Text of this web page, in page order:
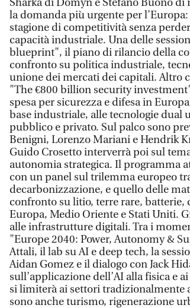
Sharka di Domyn e Stefano Buono
la domanda più urgente per
stagione di competitività senza
capacità industriale. Una delle
blueprint", il piano di rilancio della
confronto su politica industriale,
unione dei mercati dei capitali. Altro
"The €800 billion security
spesa per sicurezza e difesa in
base industriale, alle tecnologie dual
pubblico e privato. Sul palco sono
Benigni, Lorenzo Mariani e Hendrik
Guido Crosetto interverrà poi sul
autonomia strategica. Il programma
con un panel sul trilemma europeo
decarbonizzazione, e quello delle
confronto su litio, terre rare, batterie,
Europa, Medio Oriente e Stati Uniti.
alle infrastrutture digitali. Tra i
"Europe 2040: Power, Autonomy &
Attali, il lab su AI e deep tech, la
Aidan Gomez e il dialogo con Jack
sull’applicazione dell’AI alla fisica e
si limiterà ai settori tradizionalmente
sono anche turismo, rigenerazione